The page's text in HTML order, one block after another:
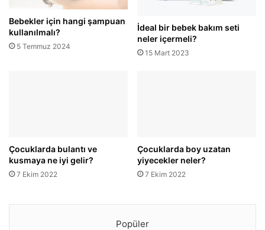
Bebekler için hangi şampuan
kullanılmalı?
5 Temmuz 2024
İdeal bir bebek bakım seti
neler içermeli?
15 Mart 2023
Çocuklarda bulantı ve
kusmaya ne iyi gelir?
7 Ekim 2022
Çocuklarda boy uzatan
yiyecekler neler?
7 Ekim 2022
Popüler